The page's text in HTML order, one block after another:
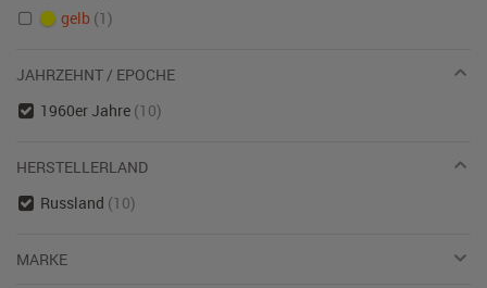
gelb (1)
JAHRZEHNT / EPOCHE
1960er Jahre (10)
HERSTELLERLAND
Russland (10)
MARKE